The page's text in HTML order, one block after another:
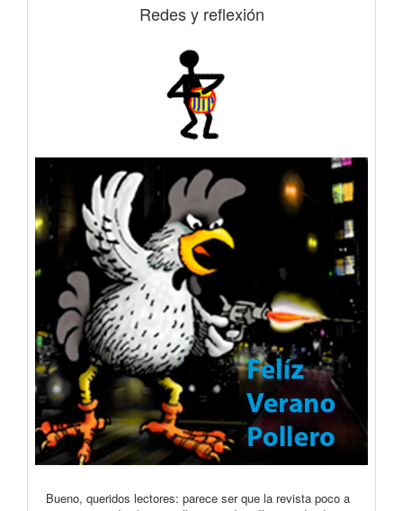
Redes y reflexión
Bueno, queridos lectores: parece ser que la revista poco a